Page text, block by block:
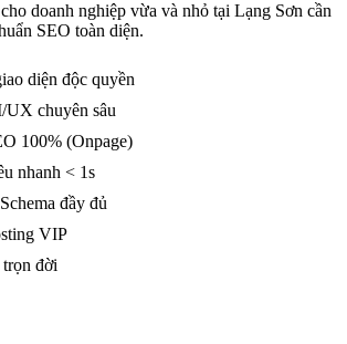
doanh nghiệp vừa và nhỏ tại Lạng Sơn cần
SEO toàn diện.
diện độc quyền
chuyên sâu
100% (Onpage)
nhanh < 1s
đầy đủ
VIP
trọn đời